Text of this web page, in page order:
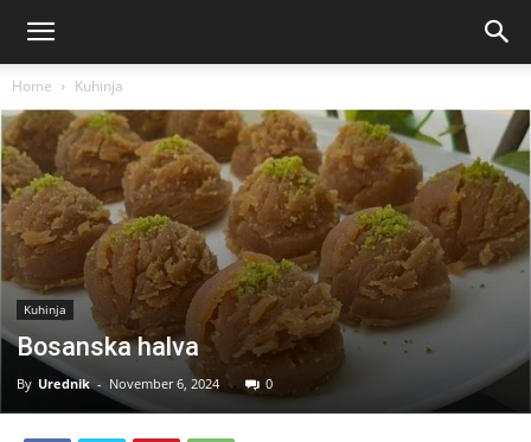
Home Kuhinja
Kuhinja
Bosanska halva
By Urednik - November 6, 2024 0